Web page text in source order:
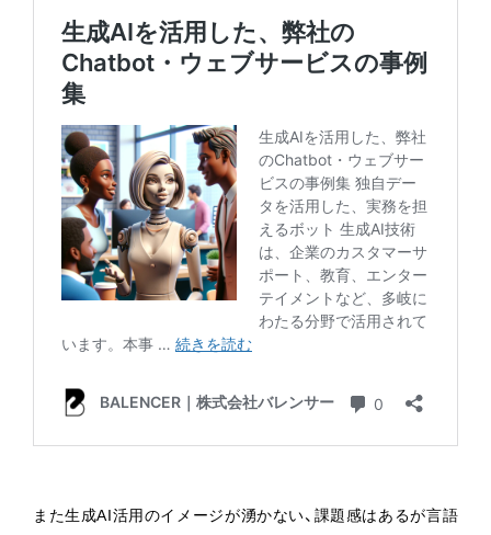
また生成AI活用のイメージが湧かない、課題感はあるが言語